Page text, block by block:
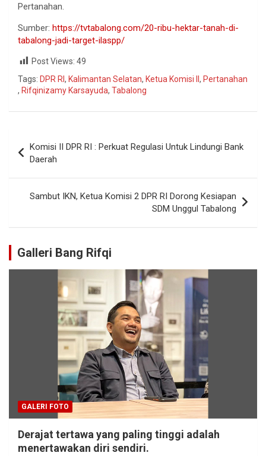
Pertanahan.
Sumber: https://tvtabalong.com/20-ribu-hektar-tanah-di-
tabalong-jadi-target-ilaspp/
Post Views: 49
Tags: DPR RI , Kalimantan Selatan, Ketua Komisi II , Pertanahan
, Rifqinizamy Karsayuda, Tabalong
Komisi II DPR RI : Perkuat Regulasi Untuk Lindungi Bank
Daerah
Sambut IKN, Ketua Komisi 2 DPR RI Dorong Kesiapan
SDM Unggul Tabalong
Galleri Bang Rifqi
GALERI FOTO
Derajat tertawa yang paling tinggi adalah
menertawakan diri sendiri.